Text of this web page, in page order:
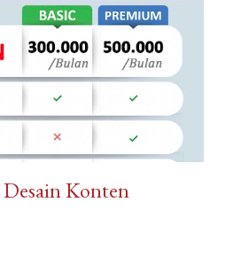
Bandung , rumah modern terbaik.
Sindangpanon, Kec.
40377
Desain Konten